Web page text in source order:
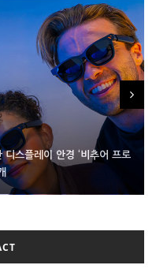
스플레이 안경 ‘비추어 프로
프로세서 패키징 대기 중
커 준비하는 오픈AI